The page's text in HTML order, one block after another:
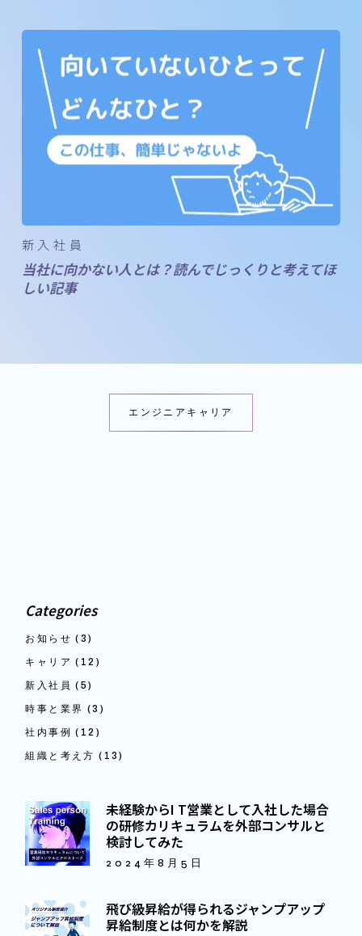
新入社員
当社に向かない人とは？読んでじっくりと考えてほ
しい記事
エンジニアキャリア
Categories
お知らせ (3)
キャリア (12)
新入社員 (5)
時事と業界 (3)
社内事例 (12)
組織と考え方 (13)
未経験からI T営業として入社した場合
の研修カリキュラムを外部コンサルと
検討してみた
2024年8月5日
飛び級昇給が得られるジャンプアップ
昇給制度とは何かを解説